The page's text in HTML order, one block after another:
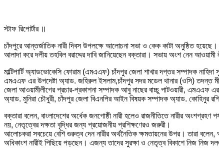
স্টাফ রিপোর্টার ॥
চাঁদপুরে আন্তর্জাতিক নারী দিবস উপলক্ষে আলোচনা সভা ও কেক কাটা অনুষ্ঠিত হয়েছে।
আলাদা করে দলীয় তহবিল বরাদ্দের দাবি জানিয়েছেন বক্তারা। সভায় অংশ নেন আওয়ামী
মাল্টিপার্টি অ্যাডভোকেসি ফোরাম (এমএএফ) চাঁদপুর জেলা শাখার দপ্তর সম্পাদক
এমএএফ এর উপদেষ্টা অ্যাড. জহিরুল ইসলাম,চাঁদপুর সদর মডেল থানার (ওসি) তদন্ত
জেলা আওয়ামীলীগের প্রচার-প্রকাশনা সম্পাদক আবু নাছের বাচ্চু পাটওয়ারী,
অ্যাড. মুনিরা চৌধুরী, চাঁদপুর জেলা বিএনপির আইন বিষয়ক সম্পাদক অ্যাড. কোহিনুর
বক্তারা বলেন, বাংলাদেশের অর্ধেক জনগোষ্ঠী নারী হলেও রাজনীতিতে নারীর
নয়, নেতৃত্বের দক্ষতা বৃদ্ধির জন্য প্রয়োজনীয় প্রশিক্ষণেরও জরুরী।
আলোচকরা সবচেয়ে বেশি গুরুত্ব দেন নারীর অর্থনৈতিক ক্ষমতায়নের উপর। তারা বলেন,
অধিকাংশ নারীই পিছিয়ে পড়ছেন। এজন্য তাদের সুরক্ষা ও নেতৃত্ব বিকাশে নিজ নিজ